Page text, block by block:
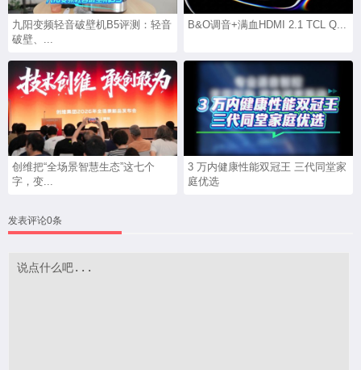
九阳变频轻音破壁机B5评测：轻音
破壁、...
B&O调音+满血HDMI 2.1 TCL Q...
创维把“全场景智慧生态”这七个
字，变...
3 万内健康性能双冠王 三代同堂家
庭优选
发表评论0条